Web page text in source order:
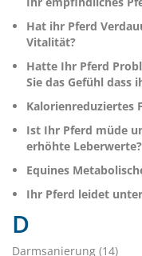
Hat ihr Pferd
Vitalität?
Hatte Ihr Pferd
Sie das Gefühl dass
Kalorienreduziertes
Ist Ihr Pferd müde
erhöhte Leberwerte?
Equines
Ihr Pferd leidet
D
Darmsanierung (14)